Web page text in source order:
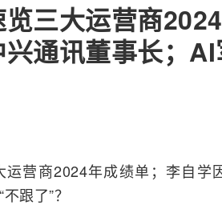
览三大运营商
通讯董事长；
运营商2024年成绩单；李自学
跟了”？